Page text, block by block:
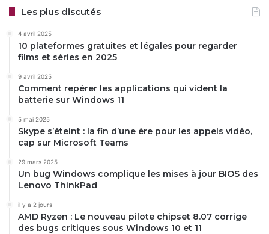
Les plus discutés
4 avril 2025
10 plateformes gratuites et légales pour regarder
films et séries en 2025
9 avril 2025
Comment repérer les applications qui vident la
batterie sur Windows 11
5 mai 2025
Skype s’éteint : la fin d’une ère pour les appels vidéo,
cap sur Microsoft Teams
29 mars 2025
Un bug Windows complique les mises à jour BIOS des
Lenovo ThinkPad
il y a 2 jours
AMD Ryzen : Le nouveau pilote chipset 8.07 corrige
des bugs critiques sous Windows 10 et 11